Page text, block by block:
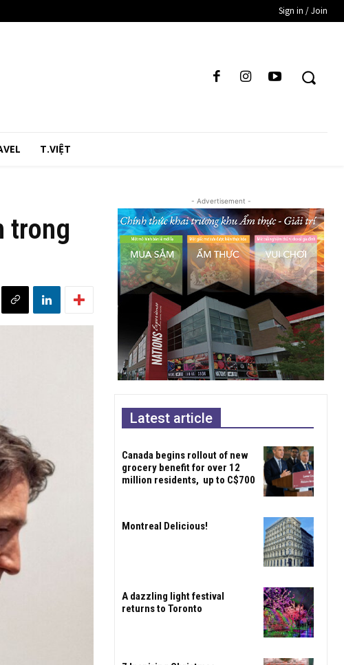
Sign in / Join
T.VIỆT
trong
- Advertisement -
Latest article
Canada begins rollout of new
grocery benefit for over 12
million residents, up to C$700
Montreal Delicious!
A dazzling light festival
returns to Toronto